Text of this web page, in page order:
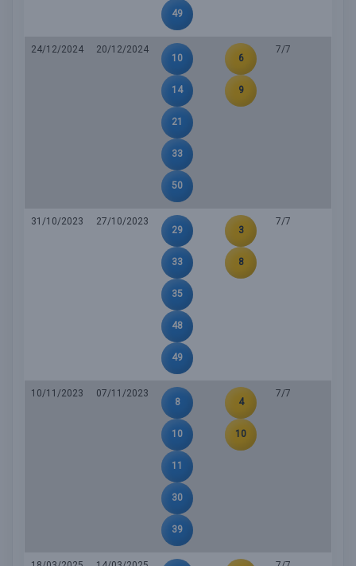
49
24/12/2024
20/12/2024
10
14
21
33
50
6
9
7/7
31/10/2023
27/10/2023
29
33
35
48
49
3
8
7/7
10/11/2023
07/11/2023
8
10
11
30
39
4
10
7/7